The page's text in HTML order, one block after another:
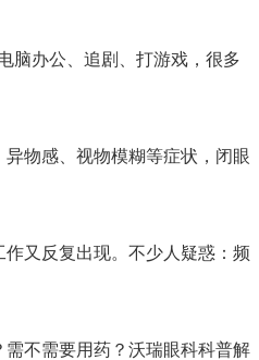
脑办公、追剧、打游戏，很多
异物感、视物模糊等症状，闭眼
又反复出现。不少人疑惑：频
不需要用药？沃瑞眼科科普解